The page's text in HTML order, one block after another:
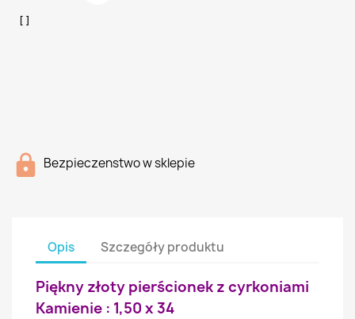
Bezpieczenstwo w sklepie
Opis Szczegóły produktu
Piękny złoty pierścionek z cyrkoniami
Kamienie : 1,50 x 34